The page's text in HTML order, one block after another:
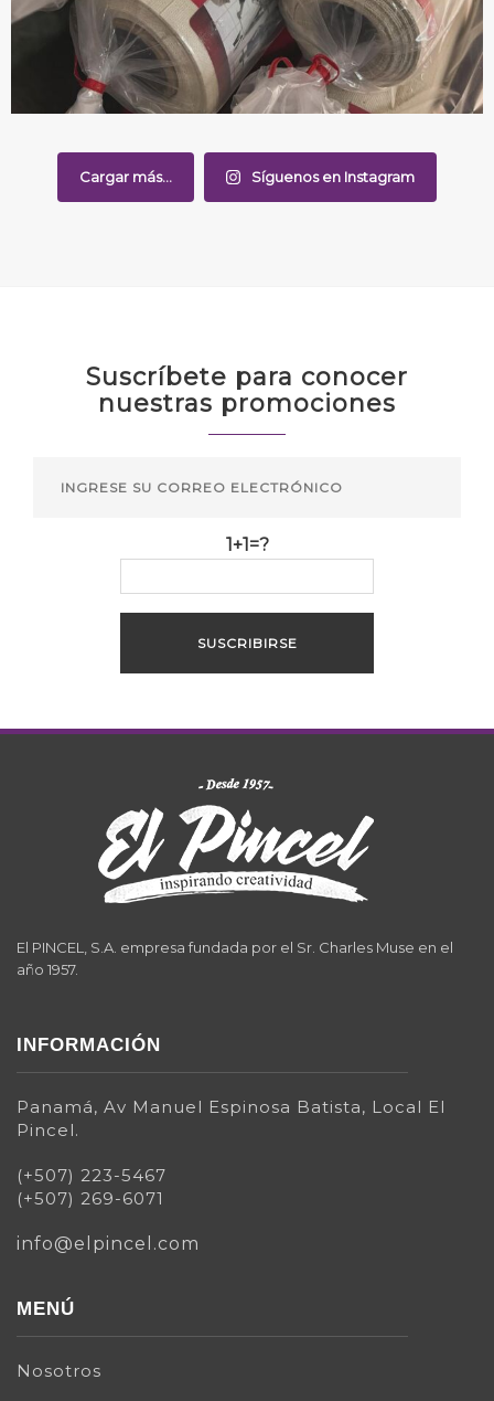
Cargar más... Síguenos en Instagram
Suscríbete para conocer
nuestras promociones
1+1=?
El PINCEL, S.A. empresa fundada por el Sr. Charles Muse en el
año 1957.
INFORMACIÓN
Panamá, Av Manuel Espinosa Batista, Local El
Pincel.
(+507) 223-5467
(+507) 269-6071
info@elpincel.com
MENÚ
Nosotros